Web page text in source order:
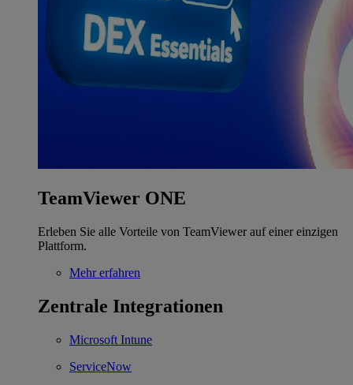
TeamViewer ONE
Erleben Sie alle Vorteile von TeamViewer auf einer einzigen
Plattform.
Mehr erfahren
Zentrale Integrationen
Microsoft Intune
ServiceNow